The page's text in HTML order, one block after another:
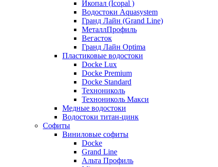
Икопал (Icopal )
Водостоки Aquasystem
Гранд Лайн (Grand Line)
МеталлПрофиль
Вегасток
Гранд Лайн Optima
Пластиковые водостоки
Docke Lux
Docke Premium
Docke Standard
Технониколь
Технониколь Макси
Медные водостоки
Водостоки титан-цинк
Софиты
Виниловые софиты
Docke
Grand Line
Альта Профиль